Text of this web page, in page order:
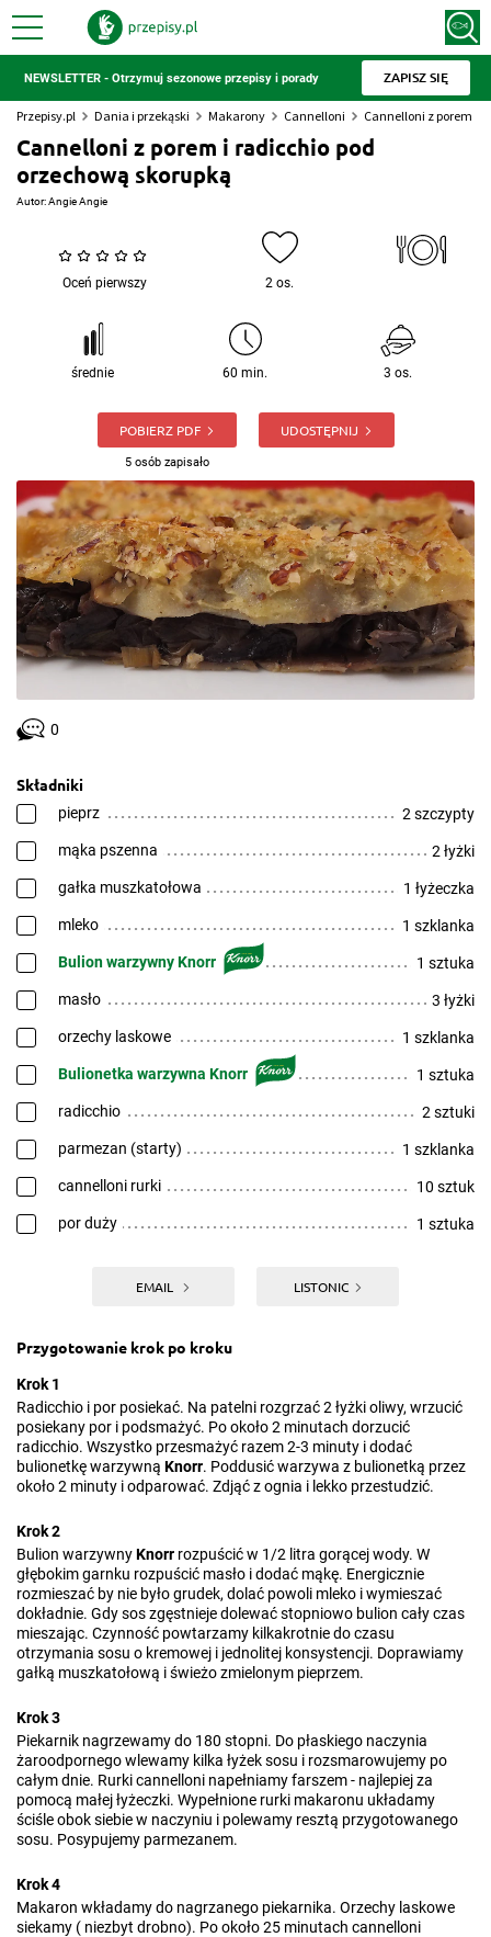
NEWSLETTER - Otrzymuj sezonowe przepisy i porady ZAPISZ SIĘ
Przepisy.pl Dania i przekąski Makarony Cannelloni Cannelloni z porem i
Cannelloni z porem i radicchio pod
orzechową skorupką
Autor:Angie Angie
Oceń pierwszy 2 os.
średnie 60 min. 3 os.
POBIERZ PDF
5 osób zapisało
UDOSTĘPNIJ
0
Składniki
pieprz 2 szczypty
mąka pszenna 2 łyżki
gałka muszkatołowa 1 łyżeczka
mleko 1 szklanka
Bulion warzywny Knorr 1 sztuka
masło 3 łyżki
orzechy laskowe 1 szklanka
Bulionetka warzywna Knorr 1 sztuka
radicchio 2 sztuki
parmezan (starty) 1 szklanka
cannelloni rurki 10 sztuk
por duży 1 sztuka
EMAIL LISTONIC
Przygotowanie krok po kroku
Krok 1
Radicchio i por posiekać. Na patelni rozgrzać 2 łyżki oliwy, wrzucić
posiekany por i podsmażyć. Po około 2 minutach dorzucić
radicchio. Wszystko przesmażyć razem 2-3 minuty i dodać
bulionetkę warzywną Knorr. Poddusić warzywa z bulionetką przez
około 2 minuty i odparować. Zdjąć z ognia i lekko przestudzić.
Krok 2
Bulion warzywnyKnorr rozpuścić w 1/2 litra gorącej wody. W
głębokim garnku rozpuścić masło i dodać mąkę. Energicznie
rozmieszać by nie było grudek, dolać powoli mleko i wymieszać
dokładnie. Gdy sos zgęstnieje dolewać stopniowo bulion cały czas
mieszając. Czynność powtarzamy kilkakrotnie do czasu
otrzymania sosu o kremowej i jednolitej konsystencji. Doprawiamy
gałką muszkatołową i świeżo zmielonym pieprzem.
Krok 3
Piekarnik nagrzewamy do 180 stopni. Do płaskiego naczynia
żaroodpornego wlewamy kilka łyżek sosu i rozsmarowujemy po
całym dnie. Rurki cannelloni napełniamy farszem - najlepiej za
pomocą małej łyżeczki. Wypełnione rurki makaronu układamy
ściśle obok siebie w naczyniu i polewamy resztą przygotowanego
sosu. Posypujemy parmezanem.
Krok 4
Makaron wkładamy do nagrzanego piekarnika. Orzechy laskowe
siekamy ( niezbyt drobno). Po około 25 minutach cannelloni